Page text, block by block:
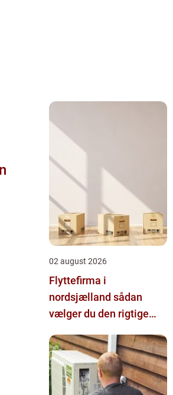
02 august 2026
Flyttefirma i
nordsjælland sådan
vælger du den rigtige